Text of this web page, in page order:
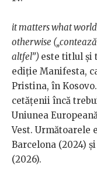
it matters what
otherwise
altfel”) este titlul și
ediție Manifesta,
Pristina, în
cetățenii încă
Uniunea
Vest. Următoarele
Barcelona (2024)
(2026).